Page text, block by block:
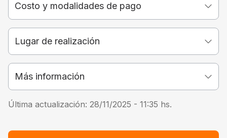
Costo y modalidades de pago
Lugar de realización
Más información
Última actualización: 28/11/2025 - 11:35 hs.